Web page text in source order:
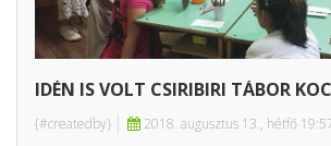
IDÉN IS VOLT CSIRIBIRI TÁBOR
{#createdby} 2018. augusztus 13., hétfő